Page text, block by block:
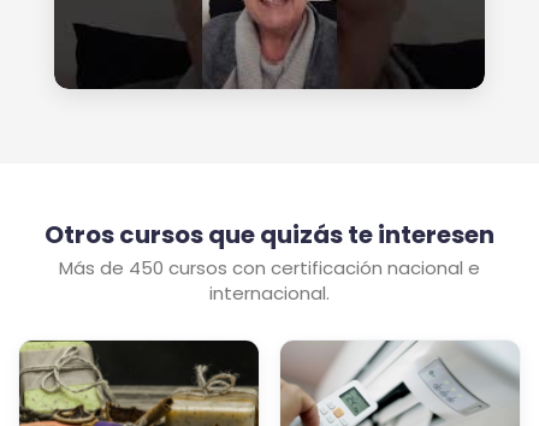
Otros cursos que quizás te interesen
Más de 450 cursos con certificación nacional e
internacional.